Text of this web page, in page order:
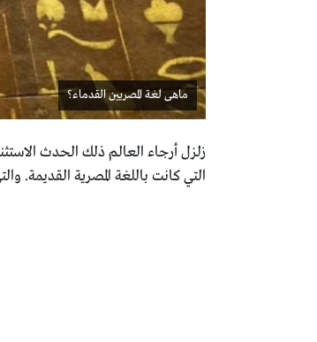
ماهى لغة المصريين القدماء؟
التي كانت باللغة المصرية القديمة.